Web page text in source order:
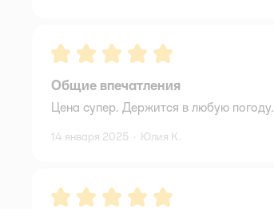
Рейтинг:5
Общие впечатления
Цена супер. Держится в любую погоду.
14 января 2025 · Юлия К.
Рейтинг:5